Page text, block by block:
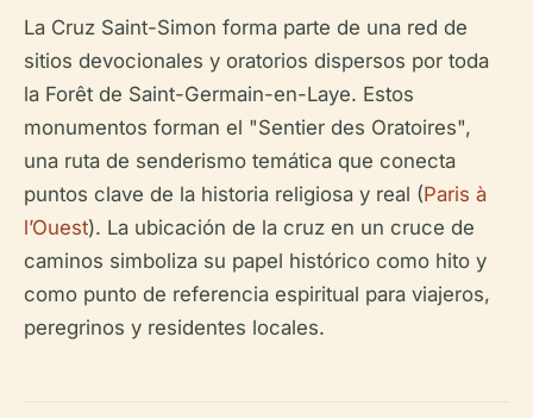
La Cruz Saint-Simon forma parte de una red de
sitios devocionales y oratorios dispersos por toda
la Forêt de Saint-Germain-en-Laye. Estos
monumentos forman el "Sentier des Oratoires",
una ruta de senderismo temática que conecta
puntos clave de la historia religiosa y real (Paris à
l’Ouest). La ubicación de la cruz en un cruce de
caminos simboliza su papel histórico como hito y
como punto de referencia espiritual para viajeros,
peregrinos y residentes locales.